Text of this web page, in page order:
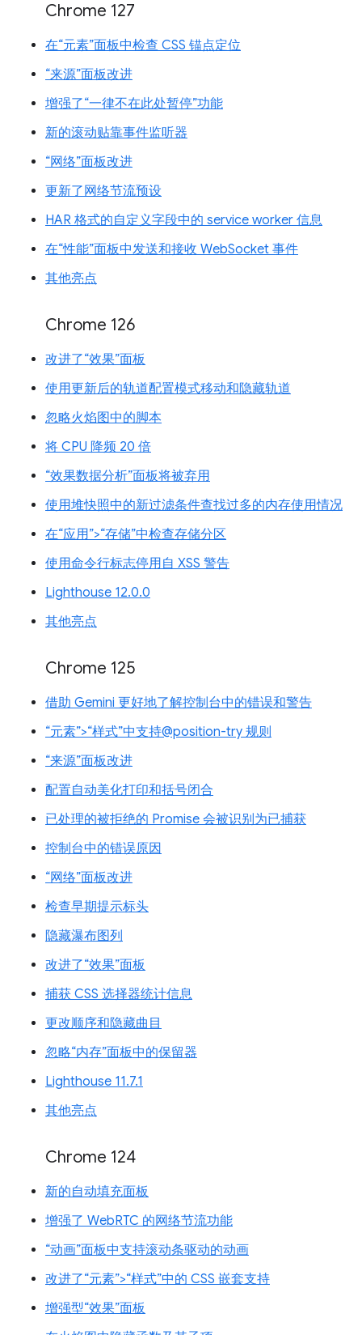
Chrome 127
在“元素”面板中检查 CSS 锚点定位
“来源”面板改进
增强了“一律不在此处暂停”功能
新的滚动贴靠事件监听器
“网络”面板改进
更新了网络节流预设
HAR 格式的自定义字段中的 service worker 信息
在“性能”面板中发送和接收 WebSocket 事件
其他亮点
Chrome 126
改进了“效果”面板
使用更新后的轨道配置模式移动和隐藏轨道
忽略火焰图中的脚本
将 CPU 降频 20 倍
“效果数据分析”面板将被弃用
使用堆快照中的新过滤条件查找过多的内存使用情况
在“应用”>“存储”中检查存储分区
使用命令行标志停用自 XSS 警告
Lighthouse 12.0.0
其他亮点
Chrome 125
借助 Gemini 更好地了解控制台中的错误和警告
“元素”>“样式”中支持@position-try 规则
“来源”面板改进
配置自动美化打印和括号闭合
已处理的被拒绝的 Promise 会被识别为已捕获
控制台中的错误原因
“网络”面板改进
检查早期提示标头
隐藏瀑布图列
改进了“效果”面板
捕获 CSS 选择器统计信息
更改顺序和隐藏曲目
忽略“内存”面板中的保留器
Lighthouse 11.7.1
其他亮点
Chrome 124
新的自动填充面板
增强了 WebRTC 的网络节流功能
“动画”面板中支持滚动条驱动的动画
改进了“元素”>“样式”中的 CSS 嵌套支持
增强型“效果”面板